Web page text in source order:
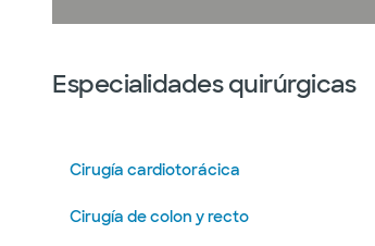
Especialidades quirúrgicas
Cirugía cardiotorácica
Cirugía de colon y recto